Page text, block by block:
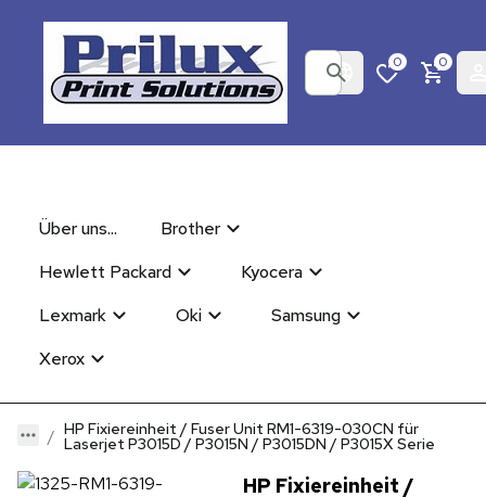
0 0
Über uns...
Brother
Hewlett Packard
Kyocera
Lexmark
Oki
Samsung
Xerox
HP Fixiereinheit / Fuser Unit RM1-6319-030CN für
Laserjet P3015D / P3015N / P3015DN / P3015X Serie
HP Fixiereinheit /